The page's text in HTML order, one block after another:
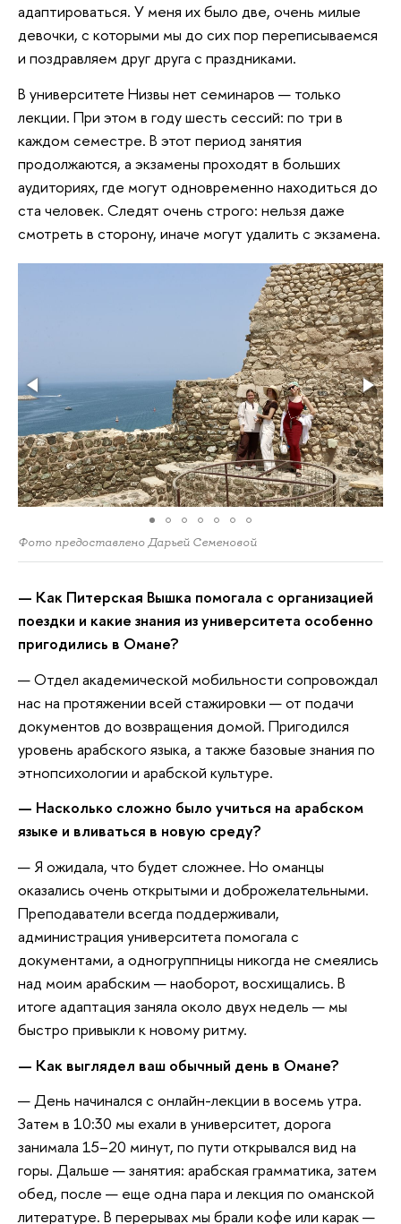
адаптироваться. У меня их было две, очень милые
девочки, с которыми мы до сих пор переписываемся
и поздравляем друг друга с праздниками.
В университете Низвы нет семинаров — только
лекции. При этом в году шесть сессий: по три в
каждом семестре. В этот период занятия
продолжаются, а экзамены проходят в больших
аудиториях, где могут одновременно находиться до
ста человек. Следят очень строго: нельзя даже
смотреть в сторону, иначе могут удалить с экзамена.
Фото предоставлено Дарьей Семеновой
— Как Питерская Вышка помогала с организацией
поездки и какие знания из университета особенно
пригодились в Омане?
— Отдел академической мобильности сопровождал
нас на протяжении всей стажировки — от подачи
документов до возвращения домой. Пригодился
уровень арабского языка, а также базовые знания по
этнопсихологии и арабской культуре.
— Насколько сложно было учиться на арабском
языке и вливаться в новую среду?
— Я ожидала, что будет сложнее. Но оманцы
оказались очень открытыми и доброжелательными.
Преподаватели всегда поддерживали,
администрация университета помогала с
документами, а одногруппницы никогда не смеялись
над моим арабским — наоборот, восхищались. В
итоге адаптация заняла около двух недель — мы
быстро привыкли к новому ритму.
— Как выглядел ваш обычный день в Омане?
— День начинался с онлайн-лекции в восемь утра.
Затем в 10:30 мы ехали в университет, дорога
занимала 15–20 минут, по пути открывался вид на
горы. Дальше — занятия: арабская грамматика, затем
обед, после — еще одна пара и лекция по оманской
литературе. В перерывах мы брали кофе или карак —